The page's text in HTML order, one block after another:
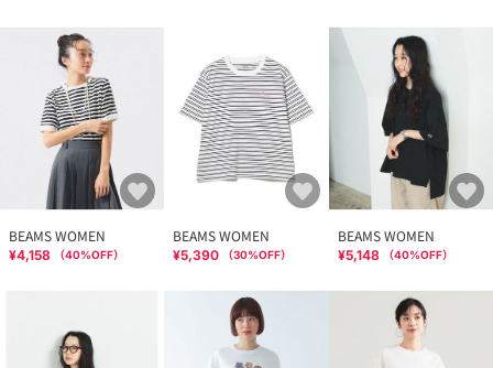
BEAMS WOMEN
¥4,158 （40%OFF）
BEAMS WOMEN
¥5,390 （30%OFF）
BEAMS WOMEN
¥5,148 （40%OFF）